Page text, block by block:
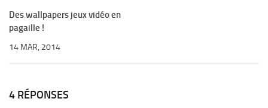
Des wallpapers jeux vidéo en
pagaille !
14 MAR, 2014
4 RÉPONSES